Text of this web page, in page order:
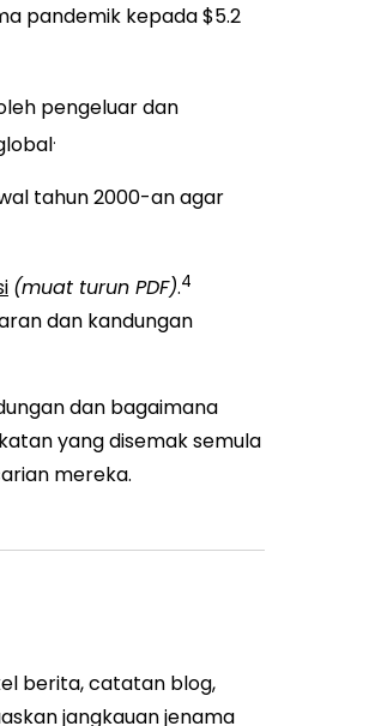
pandemik kepada $5.2
pengeluar dan
.
tahun 2000-an agar
(muat turun PDF).4
dan kandungan
dan bagaimana
yang disemak semula
mereka.
berita, catatan blog,
jangkauan jenama